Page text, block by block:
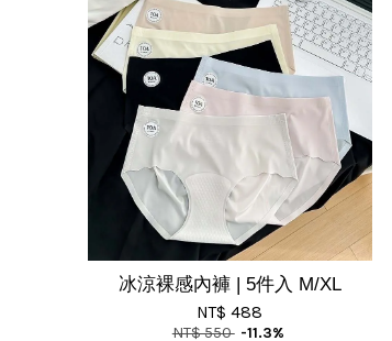
冰涼裸感內褲 | 5件入 M/XL
NT$ 488
NT$ 550 -11.3%